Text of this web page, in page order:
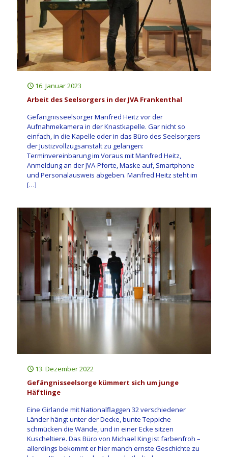
16. Januar 2023
Arbeit des Seelsorgers in der JVA Frankenthal
Gefängnisseelsorger Manfred Heitz vor der
Aufnahmekamera in der Knastkapelle. Gar nicht so
einfach, in die Kapelle oder in das Büro des Seelsorgers
der Justizvollzugsanstalt zu gelangen:
Terminvereinbarung im Voraus mit Manfred Heitz,
Anmeldung an der JVA-Pforte, Maske auf, Smartphone
und Personalausweis abgeben. Manfred Heitz steht im
[…]
13. Dezember 2022
Gefängnisseelsorge kümmert sich um junge
Häftlinge
Eine Girlande mit Nationalflaggen 32 verschiedener
Länder hängt unter der Decke, bunte Teppiche
schmücken die Wände, und in einer Ecke sitzen
Kuscheltiere. Das Büro von Michael King ist farbenfroh –
allerdings bekommt er hier manch ernste Geschichte zu